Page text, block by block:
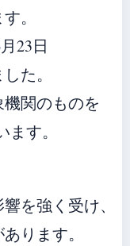
。
23日
た。
関のものを
す。
を強く受け、
ります。